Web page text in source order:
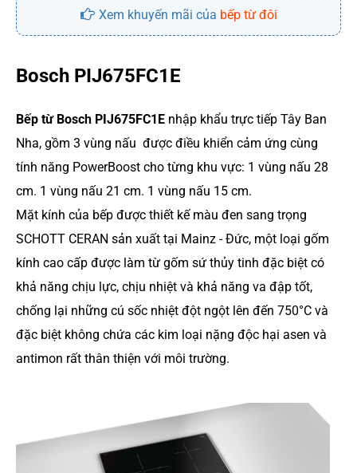
Xem khuyến mãi của bếp từ đôi
Bosch PIJ675FC1E
Bếp từ Bosch PIJ675FC1E nhập khẩu trực tiếp Tây Ban
Nha, gồm 3 vùng nấu được điều khiển cảm ứng cùng
tính năng PowerBoost cho từng khu vực: 1 vùng nấu 28
cm. 1 vùng nấu 21 cm. 1 vùng nấu 15 cm.
Mặt kính của bếp được thiết kế màu đen sang trọng
SCHOTT CERAN sản xuất tại Mainz - Đức, một loại gốm
kính cao cấp được làm từ gốm sứ thủy tinh đặc biệt có
khả năng chịu lực, chịu nhiệt và khả năng va đập tốt,
chống lại những cú sốc nhiệt đột ngột lên đến 750°C và
đặc biệt không chứa các kim loại nặng độc hại asen và
antimon rất thân thiện với môi trường.